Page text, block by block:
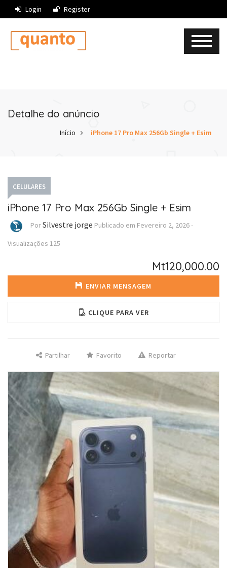
Login Register
Detalhe do anúncio
Início iPhone 17 Pro Max 256Gb Single + Esim
CELULARES
iPhone 17 Pro Max 256Gb Single + Esim
PorSilvestre jorge Publicado em Fevereiro 2, 2026-
Visualizações 125
Mt120,000.00
ENVIAR MENSAGEM
CLIQUE PARA VER
Partilhar Favorito Reportar